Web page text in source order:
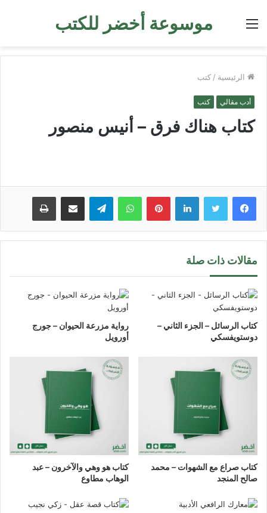
موسوعة أخضر للكتب القائمة
الرئيسية / كتب
أدب مقالي كتب
كتاب هناك فرق – أنيس منصور
لينكدإن بينتيريستواتساب تيلقرام مشاركة عبر البريد طباعة
مقالات ذات صلة
كتاب الرسائل – الجزء الثاني –
دوستويفسكي
رواية مزرعة الحيوان – جورج
أورويل
كتاب صراع مع الشهوات – محمد
صالح المنجد
كتاب هو وهي والآخرون – عبد
الوهاب مطاوع